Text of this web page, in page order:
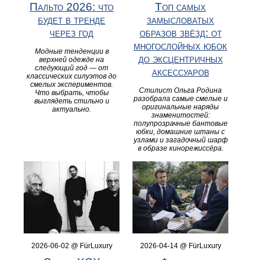
Пальто 2026: что
будет в тренде
через год
Модные тенденции в
верхней одежде на
следующий год — от
классических силуэтов до
смелых экспериментов.
Что выбрать, чтобы
выглядеть стильно и
актуально.
Топ самых
замысловатых
образов звёзд: от
многослойных юбок
до эксцентричных
аксессуаров
Стилист Ольга Родина
разобрала самые смелые и
оригинальные наряды
знаменитостей:
полупрозрачные бантовые
юбки, домашние штаны с
узлами и загадочный шарф
в образе кинорежиссёра.
2026-06-02 @ FürLuxury 2026-04-14 @ FürLuxury